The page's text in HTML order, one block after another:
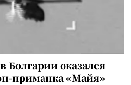
оказался
приманка «Майя»